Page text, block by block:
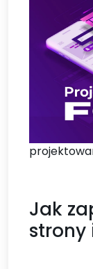
Jak
strony